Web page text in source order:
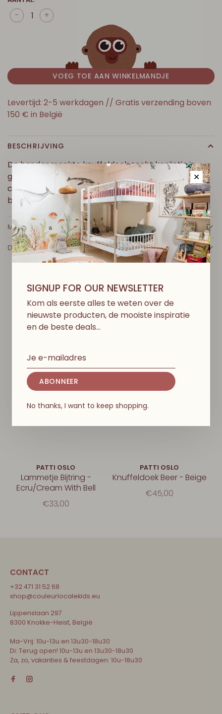
+
-
VOEG TOE AAN WINKELMANDJE
Levertijd: 2-5 werkdagen // Gratis verzending boven
150 € in België
BESCHRIJVING
De handgemaakte knuffeldoek zacht konijntje is
gemaakt van biologisch katoen. Hij is gemaakt voor
comfort en wordt de perfecte slaapgenoot voor uw
baby.
MEER INFO
DETAILS
T VIN DJEMISSC HIEN OOK L
PATTI OSLO
Lammetje Bijtring -
Ecru/Cream With Bell
€33,00
PATTI OSLO
Knuffeldoek Beer - Beige
€45,00
CONTACT
+32 471 31 52 68
shop@couleurlocalekids.eu
Lippenslaan 297
8300 Knokke-Heist, België
Ma-Vrij: 10u-13u en 13u30-18u30
Di: Terug open! 10u-13u en 13u30-18u30
Za, zo, vakanties & feestdagen: 10u-18u30
✕
SIGNUP FOR OUR NEWSLETTER
Kom als eerste alles te weten over de
nieuwste producten, de mooiste inspiratie
en de beste deals…
ABONNEER
No thanks, I want to keep shopping.